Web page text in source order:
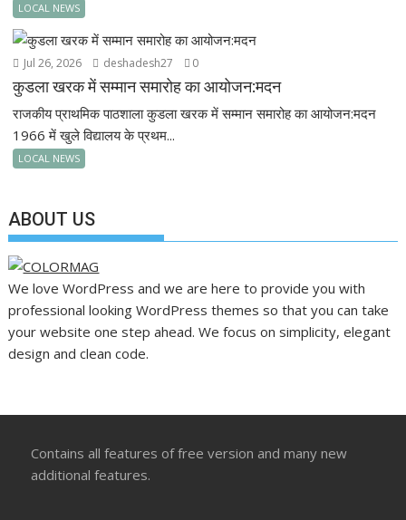
LOCAL NEWS
Jul 26, 2026 deshadesh27 0
कुडला खरक में सम्मान समारोह का आयोजन:मदन
राजकीय प्राथमिक पाठशाला कुडला खरक में सम्मान समारोह का आयोजन:मदन
1966 में खुले विद्यालय के प्रथम...
LOCAL NEWS
ABOUT US
We love WordPress and we are here to provide you with
professional looking WordPress themes so that you can take
your website one step ahead. We focus on simplicity, elegant
design and clean code.
Contains all features of free version and many new
additional features.